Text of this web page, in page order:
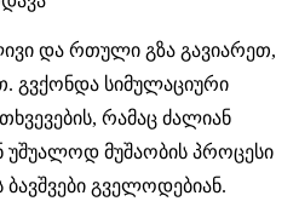
და რთული გზა გავიარეთ,
გვქონდა სიმულაციური
რამაც ძალიან
უშუალოდ მუშაობის პროცესი
გველოდებიან.